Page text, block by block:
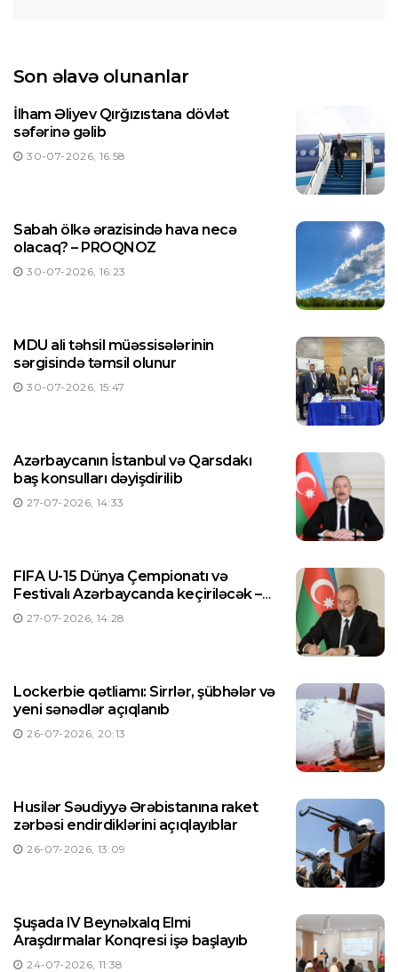
Son əlavə olunanlar
İlham Əliyev Qırğızıstana dövlət
səfərinə gəlib
30-07-2026, 16:58
Sabah ölkə ərazisində hava necə
olacaq? – PROQNOZ
30-07-2026, 16:23
MDU ali təhsil müəssisələrinin
sərgisində təmsil olunur
30-07-2026, 15:47
Azərbaycanın İstanbul və Qarsdakı
baş konsulları dəyişdirilib
27-07-2026, 14:33
FIFA U-15 Dünya Çempionatı və
Festivalı Azərbaycanda keçiriləcək –
Prezident Sərəncam imzaladı
27-07-2026, 14:28
Lockerbie qətliamı: Sirrlər, şübhələr və
yeni sənədlər açıqlanıb
26-07-2026, 20:13
Husilər Səudiyyə Ərəbistanına raket
zərbəsi endirdiklərini açıqlayıblar
26-07-2026, 13:09
Şuşada IV Beynəlxalq Elmi
Araşdırmalar Konqresi işə başlayıb
24-07-2026, 11:38